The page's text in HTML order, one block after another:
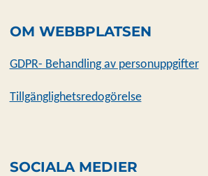
OM WEBBPLATSEN
GDPR- Behandling av personuppgifter
Tillgänglighetsredogörelse
SOCIALA MEDIER